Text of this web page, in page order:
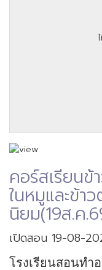
คอร์สเรียนข้
ในหมูและข้า
นิยม(19ส.ค
เปิดสอน 19-08-
โรงเรียนสอนทำ